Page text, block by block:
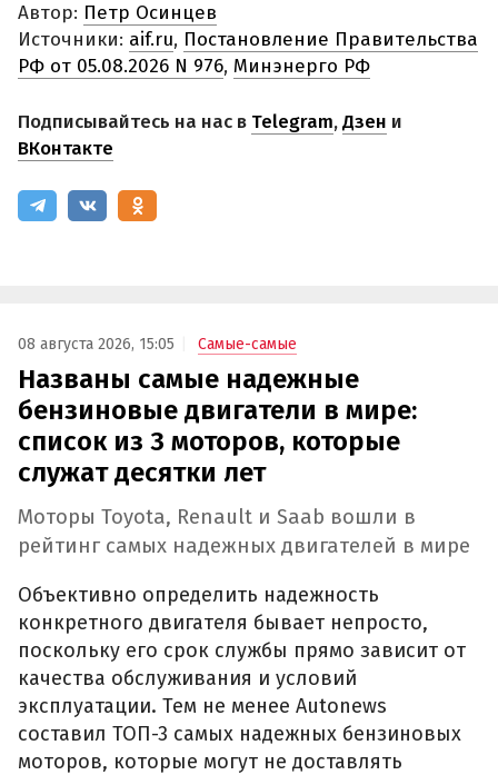
Автор: Петр Осинцев
Источники: aif.ru, Постановление Правительства
РФ от 05.08.2026 N 976, Минэнерго РФ
Подписывайтесь на нас в Telegram,Дзен и
ВКонтакте
08 августа 2026, 15:05 Самые-самые
Названы самые надежные
бензиновые двигатели в мире:
список из 3 моторов, которые
служат десятки лет
Моторы Toyota, Renault и Saab вошли в
рейтинг самых надежных двигателей в мире
Объективно определить надежность
конкретного двигателя бывает непросто,
поскольку его срок службы прямо зависит от
качества обслуживания и условий
эксплуатации. Тем не менее Autonews
составил ТОП-3 самых надежных бензиновых
моторов, которые могут не доставлять